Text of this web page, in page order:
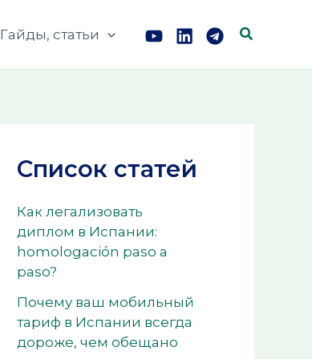
Гайды, статьи Поиск
Список статей
Как легализовать
диплом в Испании:
homologación paso a
paso?
Почему ваш мобильный
тариф в Испании всегда
дороже, чем обещано